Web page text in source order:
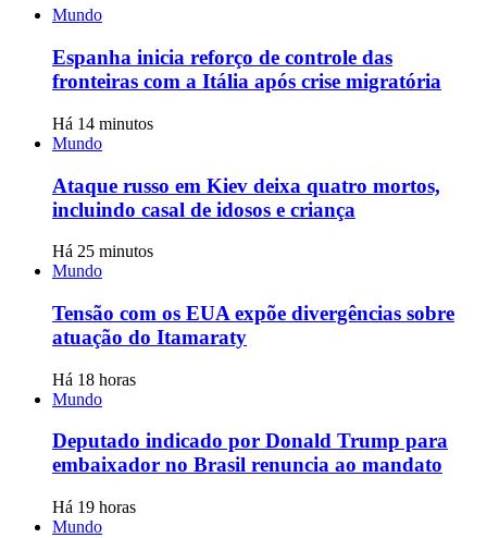
Mundo
Espanha inicia reforço de controle das
fronteiras com a Itália após crise migratória
Há 14 minutos
Mundo
Ataque russo em Kiev deixa quatro mortos,
incluindo casal de idosos e criança
Há 25 minutos
Mundo
Tensão com os EUA expõe divergências sobre
atuação do Itamaraty
Há 18 horas
Mundo
Deputado indicado por Donald Trump para
embaixador no Brasil renuncia ao mandato
Há 19 horas
Mundo